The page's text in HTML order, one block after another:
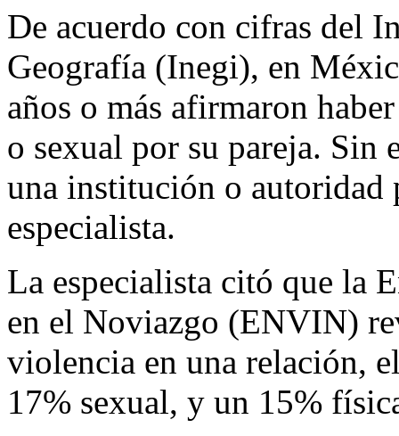
De acuerdo con cifras del
Geografía (Inegi), en
años o más afirmaron
o sexual por su pareja. Sin
una institución o autoridad
especialista.
La especialista citó que la
en el Noviazgo (ENVIN)
violencia en una relación,
17% sexual, y un 15%